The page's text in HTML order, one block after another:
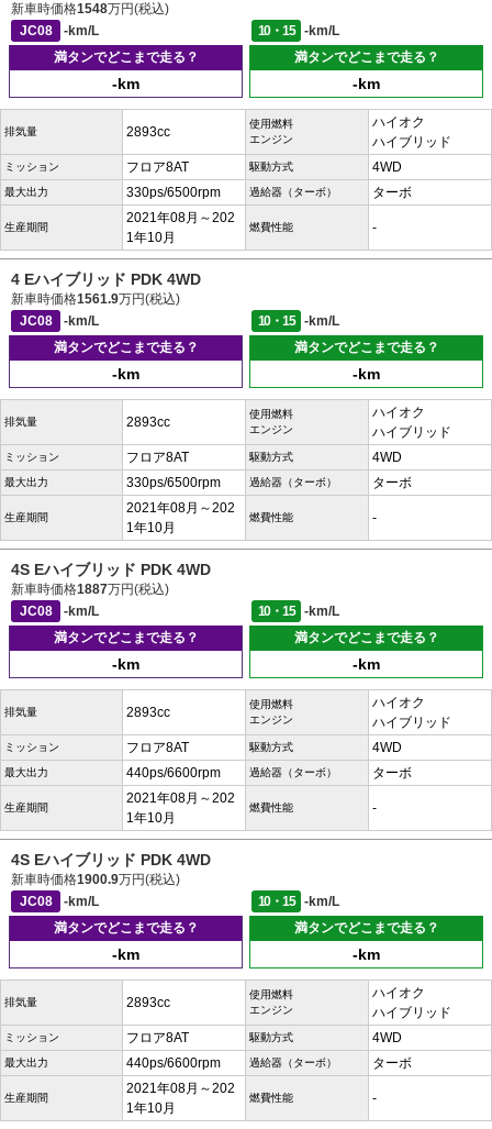
新車時価格1548万円(税込)
JC08
-km/L 10・15
-km/L
満タンでどこまで走る？
-km
満タンでどこまで走る？
-km
排気量 2893cc
使用燃料
エンジン
ハイオク
ハイブリッド
ミッション フロア8AT 駆動方式 4WD
最大出力 330ps/6500rpm 過給器（ターボ） ターボ
生産期間
2021年08月～202
1年10月
燃費性能 -
4 Eハイブリッド PDK 4WD
新車時価格1561.9万円(税込)
JC08
-km/L 10・15
-km/L
満タンでどこまで走る？
-km
満タンでどこまで走る？
-km
排気量 2893cc
使用燃料
エンジン
ハイオク
ハイブリッド
ミッション フロア8AT 駆動方式 4WD
最大出力 330ps/6500rpm 過給器（ターボ） ターボ
生産期間
2021年08月～202
1年10月
燃費性能 -
4S Eハイブリッド PDK 4WD
新車時価格1887万円(税込)
JC08
-km/L 10・15
-km/L
満タンでどこまで走る？
-km
満タンでどこまで走る？
-km
排気量 2893cc
使用燃料
エンジン
ハイオク
ハイブリッド
ミッション フロア8AT 駆動方式 4WD
最大出力 440ps/6600rpm 過給器（ターボ） ターボ
生産期間
2021年08月～202
1年10月
燃費性能 -
4S Eハイブリッド PDK 4WD
新車時価格1900.9万円(税込)
JC08
-km/L 10・15
-km/L
満タンでどこまで走る？
-km
満タンでどこまで走る？
-km
排気量 2893cc
使用燃料
エンジン
ハイオク
ハイブリッド
ミッション フロア8AT 駆動方式 4WD
最大出力 440ps/6600rpm 過給器（ターボ） ターボ
生産期間
2021年08月～202
1年10月
燃費性能 -